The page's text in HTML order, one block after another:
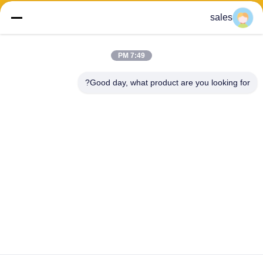
عنوان: 601-606، الطابق 6، المبنى E، حديقة يوانفين الصناعية، منطقة
هاتف:86-13424296897
sales
7:49 PM
Good day, what product are you looking for?